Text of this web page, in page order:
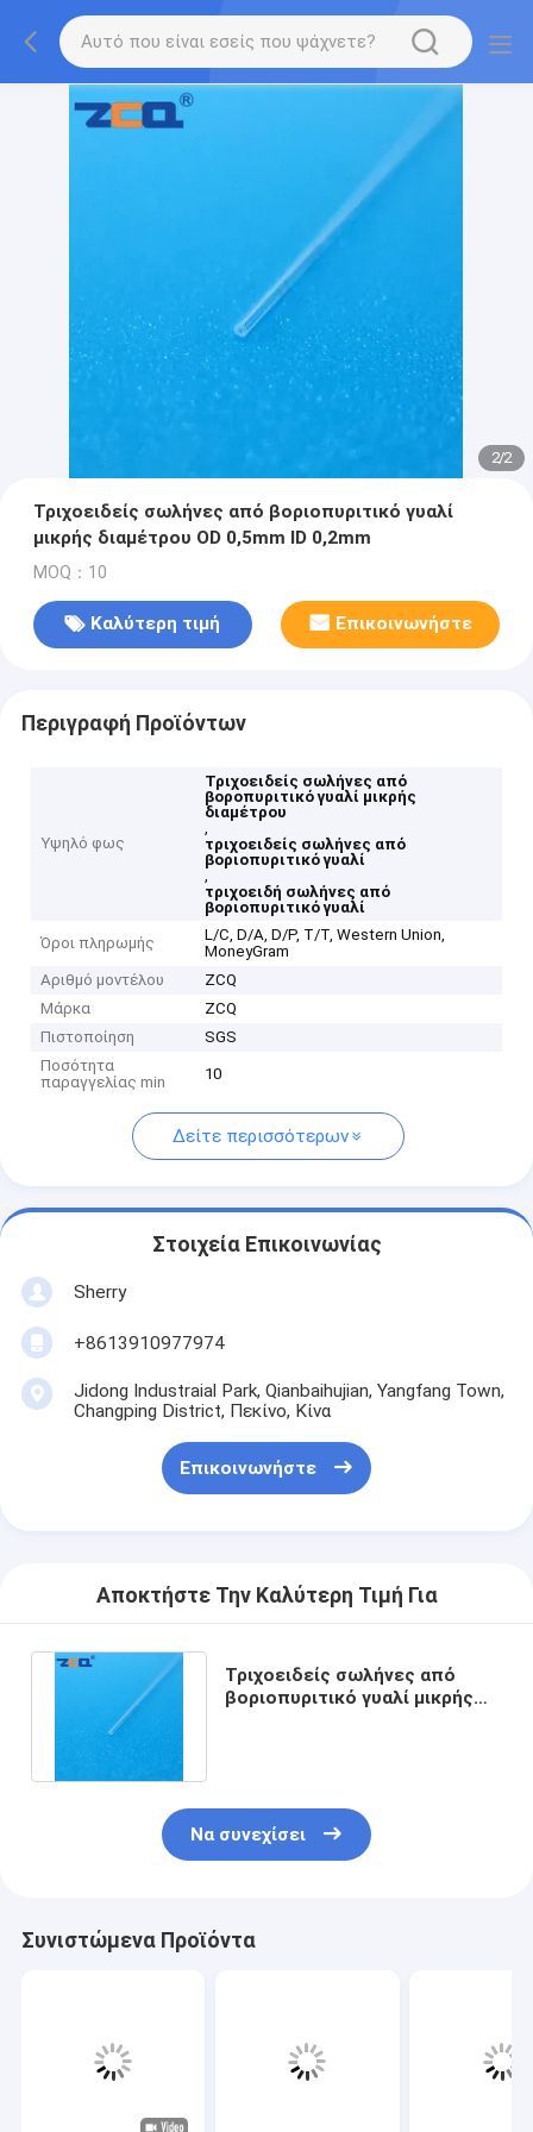
2/2
Τριχοειδείς σωλήνες από βοριοπυριτικό γυαλί
μικρής διαμέτρου OD 0,5mm ID 0,2mm
MOQ：10
Καλύτερη τιμή Επικοινωνήστε
Περιγραφή Προϊόντων
Υψηλό φως
Τριχοειδείς σωλήνες από
βοροπυριτικό γυαλί μικρής
διαμέτρου
,
τριχοειδείς σωλήνες από
βοριοπυριτικό γυαλί
,
τριχοειδή σωλήνες από
βοριοπυριτικό γυαλί
Όροι πληρωμής
L/C, D/A, D/P, T/T, Western Union,
MoneyGram
Αριθμό μοντέλου
ZCQ
Μάρκα
ZCQ
Πιστοποίηση
SGS
Ποσότητα
παραγγελίας min
10
Δείτε περισσότερων
Στοιχεία Επικοινωνίας
Sherry
+8613910977974
Jidong Industraial Park, Qianbaihujian, Yangfang Town,
Changping District, Πεκίνο, Κίνα
Επικοινωνήστε
Αποκτήστε Την Καλύτερη Τιμή Για
Τριχοειδείς σωλήνες από
βοριοπυριτικό γυαλί μικρής
Να συνεχίσει
Συνιστώμενα Προϊόντα